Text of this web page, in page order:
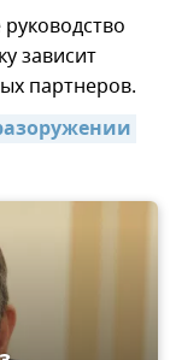
зависит
партнеров.